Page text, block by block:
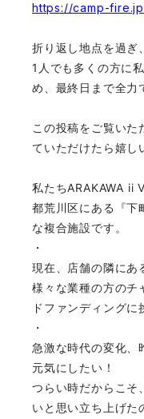
https://camp-
折り返し地点を過ぎ
1人でも多くの方に
め、最終日まで全力
この投稿をご覧いた
ていただけたら嬉し
私たちARAKAWA ii
都荒川区にある『下
な複合施設です。
・
現在、店舗の隣にあ
様々な業種の方のチ
ドファンディングに
・
急激な時代の変化、
元気にしたい！
つらい時だからこそ
いと思い立ち上げた